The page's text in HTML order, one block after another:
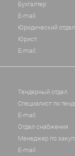
Бухгалтер:
E-mail:
Юридический отдел
Юрист:
E-mail:
Тендерный отдел
Специалист по
E-mail:
Отдел снабжения
Менеджер по
E-mail: